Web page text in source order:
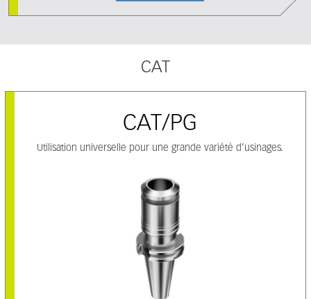
CAT
CAT/PG
Utilisation universelle pour une grande variété d’usinages.